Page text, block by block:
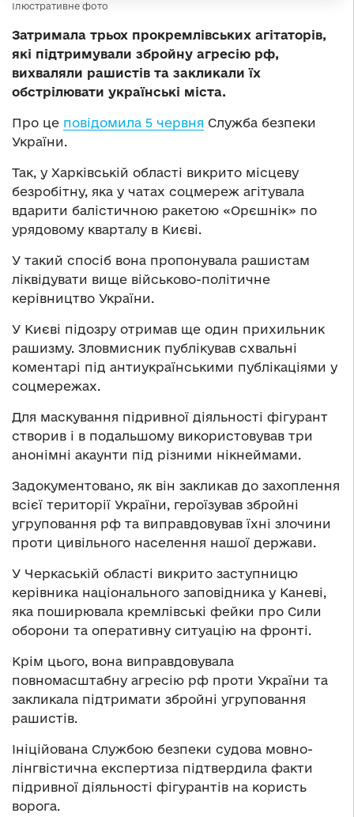
Ілюстративне фото
Затримала трьох прокремлівських агітаторів,
які підтримували збройну агресію рф,
вихваляли рашистів та закликали їх
обстрілювати українські міста.
Про це повідомила 5 червня Служба безпеки
України.
Так, у Харківській області викрито місцеву
безробітну, яка у чатах соцмереж агітувала
вдарити балістичною ракетою «Орєшнік» по
урядовому кварталу в Києві.
У такий спосіб вона пропонувала рашистам
ліквідувати вище військово-політичне
керівництво України.
У Києві підозру отримав ще один прихильник
рашизму. Зловмисник публікував схвальні
коментарі під антиукраїнськими публікаціями у
соцмережах.
Для маскування підривної діяльності фігурант
створив і в подальшому використовував три
анонімні акаунти під різними нікнеймами.
Задокументовано, як він закликав до захоплення
всієї території України, героїзував збройні
угруповання рф та виправдовував їхні злочини
проти цивільного населення нашої держави.
У Черкаській області викрито заступницю
керівника національного заповідника у Каневі,
яка поширювала кремлівські фейки про Сили
оборони та оперативну ситуацію на фронті.
Крім цього, вона виправдовувала
повномасштабну агресію рф проти України та
закликала підтримати збройні угруповання
рашистів.
Ініційована Службою безпеки судова мовно-
лінгвістична експертиза підтвердила факти
підривної діяльності фігурантів на користь
ворога.